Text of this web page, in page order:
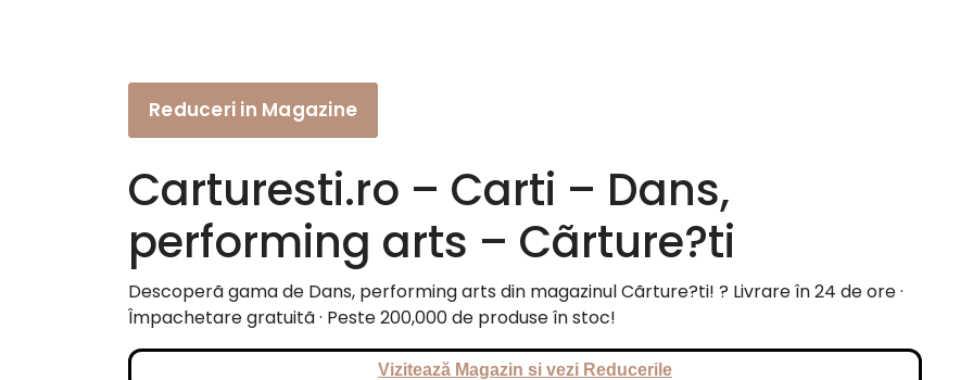
Reduceri in Magazine
Carturesti.ro – Carti – Dans,
performing arts – Cãrture?ti
Descoperã gama de Dans, performing arts din magazinul Cãrture?ti! ? Livrare în 24 de ore ·
Împachetare gratuitã · Peste 200,000 de produse în stoc!
Vizitează Magazin si vezi Reducerile